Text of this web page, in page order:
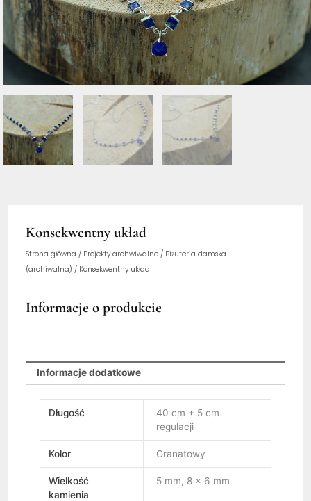
Konsekwentny układ
Strona główna / Projekty archwiwalne / Biżuteria damska
(archiwalna) / Konsekwentny układ
Informacje o produkcie
Informacje dodatkowe
Długość
40 cm + 5 cm
regulacji
Kolor Granatowy
Wielkość
kamienia
5 mm, 8 x 6 mm